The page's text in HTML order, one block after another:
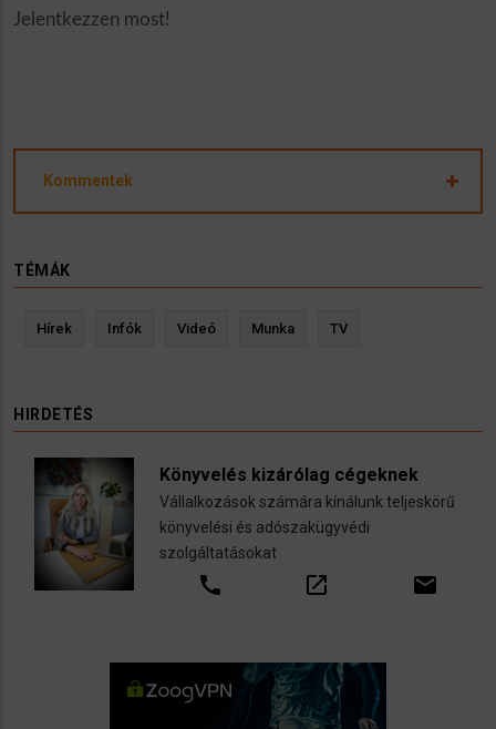
Jelentkezzen most!
Kommentek
TÉMÁK
Hírek Infók Videó Munka TV
HIRDETÉS
Könyvelés kizárólag cégeknek
Vállalkozások számára kínálunk teljeskörű
könyvelési és adószakügyvédi
szolgáltatásokat
call open_in_new email